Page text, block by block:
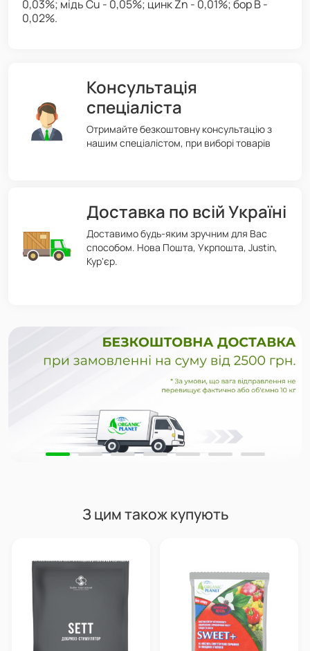
0,03%; мідь Cu - 0,05%; цинк Zn - 0,01%; бор B -
0,02%.
Консультація
спеціаліста
Отримайте безкоштовну консультацію з
нашим спеціалістом, при виборі товарів
Доставка по всій Україні
Доставимо будь-яким зручним для Вас
способом. Нова Пошта, Укрпошта, Justin,
Кур'єр.
З цим також купують